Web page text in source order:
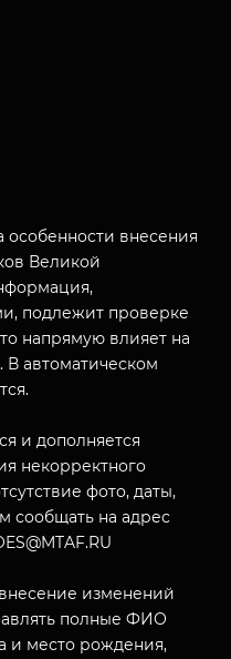
внесения
Великой
подлежит проверке
напрямую влияет на
В автоматическом
и дополняется
некорректного
фото, даты,
сообщать на адрес
изменений
полные ФИО
и место рождения,